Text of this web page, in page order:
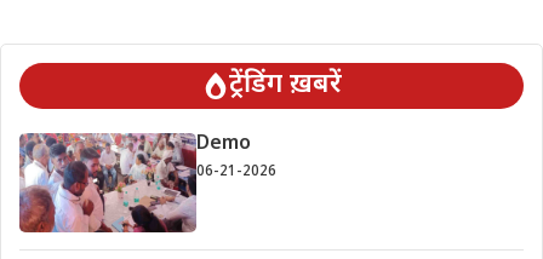
ट्रेंडिंग ख़बरें
Demo
06-21-2026